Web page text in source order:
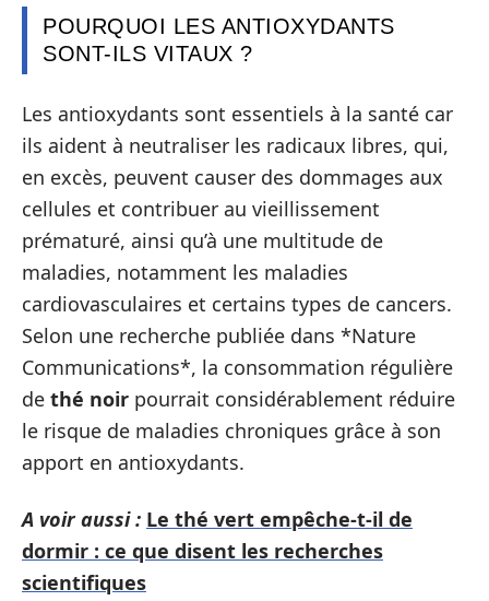
POURQUOI LES ANTIOXYDANTS
SONT-ILS VITAUX ?
Les antioxydants sont essentiels à la santé car
ils aident à neutraliser les radicaux libres, qui,
en excès, peuvent causer des dommages aux
cellules et contribuer au vieillissement
prématuré, ainsi qu’à une multitude de
maladies, notamment les maladies
cardiovasculaires et certains types de cancers.
Selon une recherche publiée dans *Nature
Communications*, la consommation régulière
de thé noir pourrait considérablement réduire
le risque de maladies chroniques grâce à son
apport en antioxydants.
A voir aussi : Le thé vert empêche-t-il de
dormir : ce que disent les recherches
scientifiques